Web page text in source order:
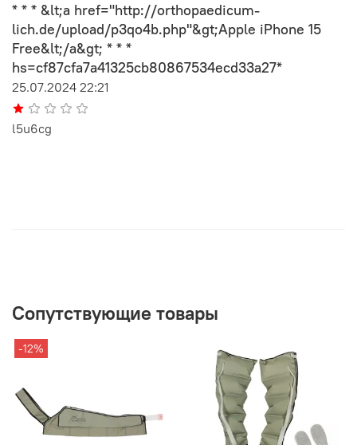
* * * &lt;a href="http://orthopaedicum-
lich.de/upload/p3qo4b.php"&gt;Apple iPhone 15
Free&lt;/a&gt; * * *
hs=cf87cfa7a41325cb80867534ecd33a27*
25.07.2024 22:21
l5u6cg
Сопутствующие товары
-12%